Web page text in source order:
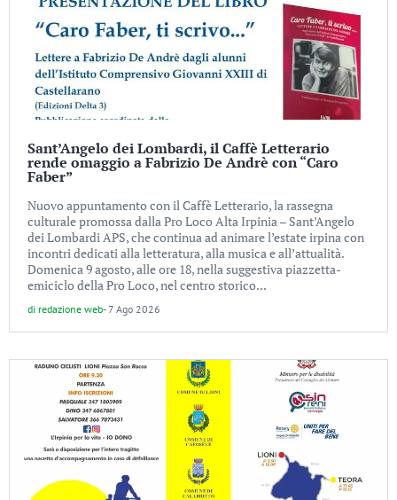
Sant’Angelo dei Lombardi, il Caffè Letterario
rende omaggio a Fabrizio De Andrè con “Caro
Faber”
Nuovo appuntamento con il Caffè Letterario, la rassegna
culturale promossa dalla Pro Loco Alta Irpinia – Sant’Angelo
dei Lombardi APS, che continua ad animare l’estate irpina con
incontri dedicati alla letteratura, alla musica e all’attualità.
Domenica 9 agosto, alle ore 18, nella suggestiva piazzetta-
emiciclo della Pro Loco, nel centro storico...
di redazione web-7 Ago 2026